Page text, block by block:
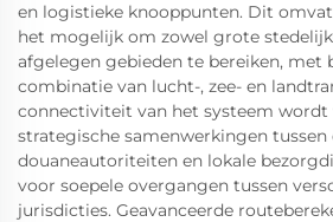
en logistieke knooppunten. Dit
het mogelijk om zowel grote
afgelegen gebieden te bereiken, met
combinatie van lucht-, zee- en
connectiviteit van het systeem
strategische samenwerkingen tussen
douaneautoriteiten en lokale
voor soepele overgangen tussen
jurisdicties. Geavanceerde